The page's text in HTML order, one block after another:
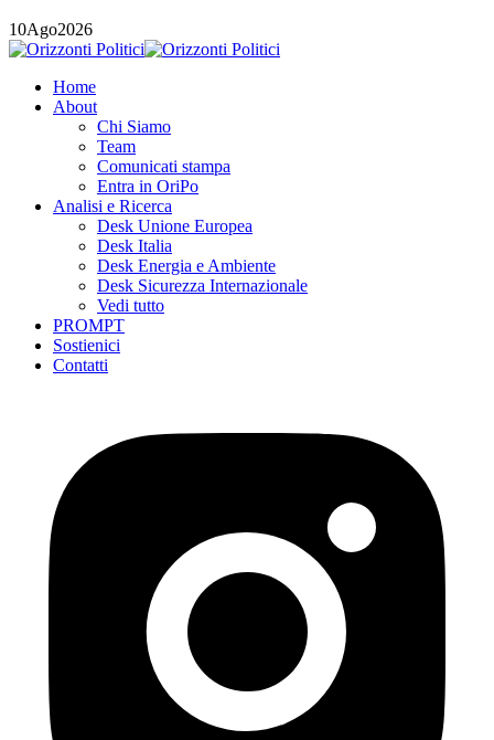
10Ago2026
Home
About
Chi Siamo
Team
Comunicati stampa
Entra in OriPo
Analisi e Ricerca
Desk Unione Europea
Desk Italia
Desk Energia e Ambiente
Desk Sicurezza Internazionale
Vedi tutto
PROMPT
Sostienici
Contatti